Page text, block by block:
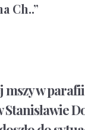
Ch..”
w
Stanisławie